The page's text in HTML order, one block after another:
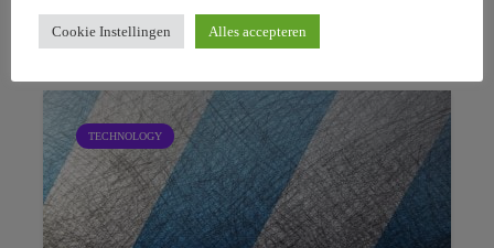
24 februari 2019
TECHNOLOGY
Cookie Instellingen Alles accepteren